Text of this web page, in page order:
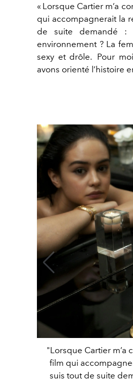
« Lorsque Cartier m’a
qui accompagnerait la
de suite demandé :
environnement ? La
sexy et drôle. Pour
avons orienté l’histoire
"Lorsque Cartier m’a
film qui
suis tout de suite